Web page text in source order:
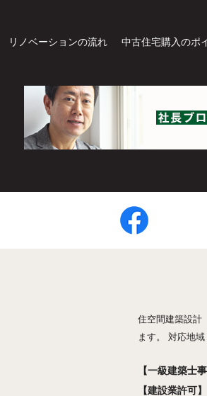
リノベーションの流れ 中古住宅購入のポ
住空間建築設計
ます。 対応地
【一級建築
【建設業許